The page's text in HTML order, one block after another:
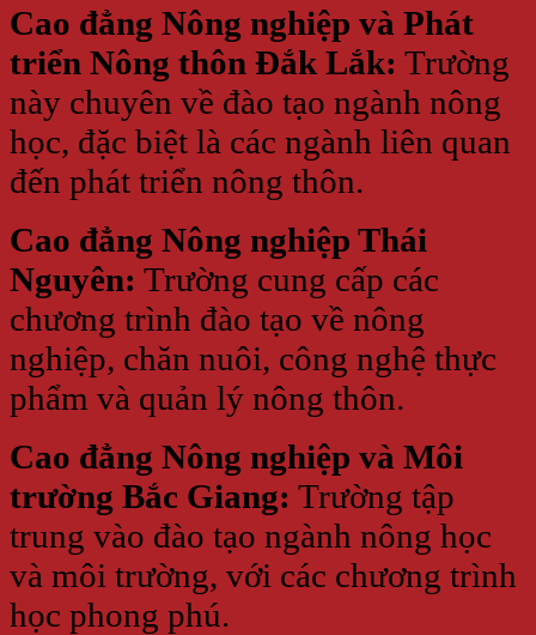
Cao đẳng Nông nghiệp và Phát
triển Nông thôn Đắk Lắk: Trường
này chuyên về đào tạo ngành nông
học, đặc biệt là các ngành liên quan
đến phát triển nông thôn.
Cao đẳng Nông nghiệp Thái
Nguyên: Trường cung cấp các
chương trình đào tạo về nông
nghiệp, chăn nuôi, công nghệ thực
phẩm và quản lý nông thôn.
Cao đẳng Nông nghiệp và Môi
trường Bắc Giang: Trường tập
trung vào đào tạo ngành nông học
và môi trường, với các chương trình
học phong phú.